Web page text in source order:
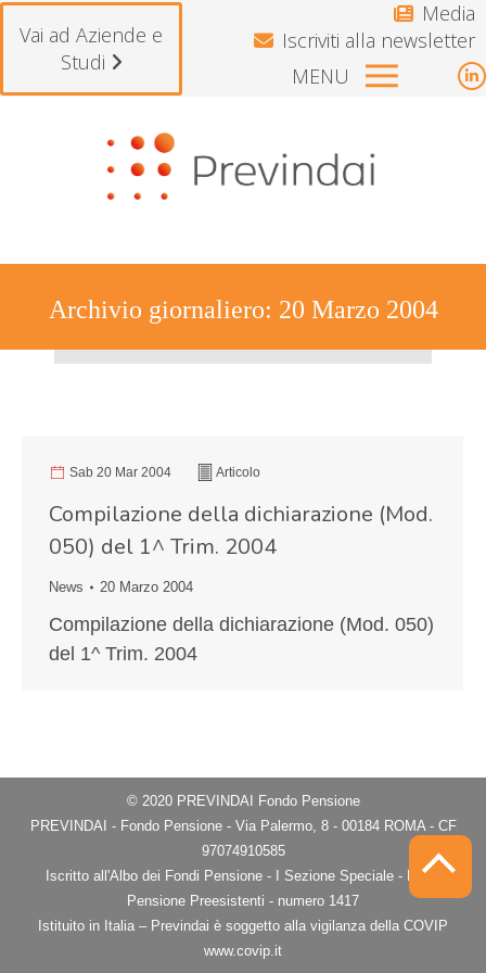
Vai ad Aziende e
Studi
Media
Iscriviti alla newsletter
MENU
Archivio giornaliero: 20 Marzo 2004
Sab 20 Mar 2004 Articolo
Compilazione della dichiarazione (Mod.
050) del 1^ Trim. 2004
News 20 Marzo 2004
Compilazione della dichiarazione (Mod. 050)
del 1^ Trim. 2004
© 2020 PREVINDAI Fondo Pensione
PREVINDAI - Fondo Pensione - Via Palermo, 8 - 00184 ROMA - CF
97074910585
Iscritto all'Albo dei Fondi Pensione - I Sezione Speciale - Fondi
Pensione Preesistenti - numero 1417
Istituito in Italia – Previndai è soggetto alla vigilanza della COVIP
www.covip.it